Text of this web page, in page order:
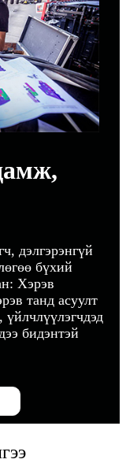
дэлгэрэнгүй
бүхий
Хэрэв
танд асуулт
бидэнтэй